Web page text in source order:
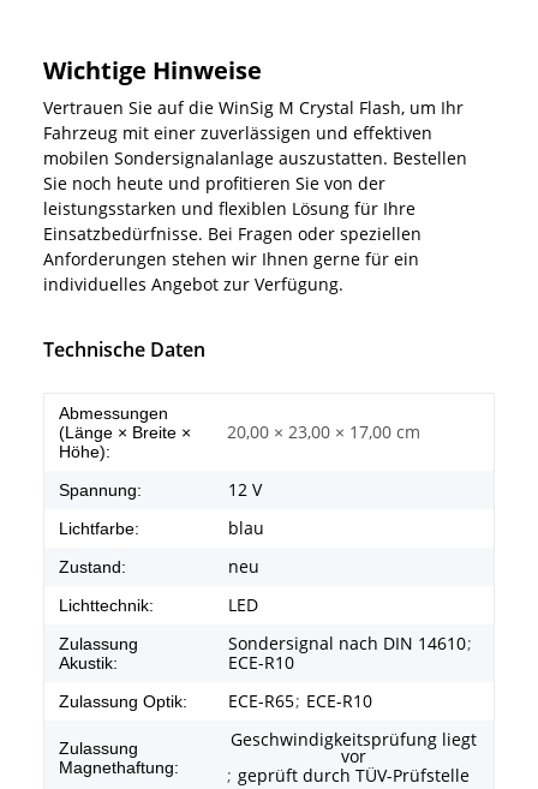
Wichtige Hinweise
Vertrauen Sie auf die WinSig M Crystal Flash, um Ihr
Fahrzeug mit einer zuverlässigen und effektiven
mobilen Sondersignalanlage auszustatten. Bestellen
Sie noch heute und profitieren Sie von der
leistungsstarken und flexiblen Lösung für Ihre
Einsatzbedürfnisse. Bei Fragen oder speziellen
Anforderungen stehen wir Ihnen gerne für ein
individuelles Angebot zur Verfügung.
Technische Daten
Abmessungen
(Länge × Breite ×
Höhe):
20,00 × 23,00 × 17,00 cm
Spannung: 12 V
Lichtfarbe: blau
Zustand: neu
Lichttechnik: LED
Zulassung
Akustik:
Sondersignal nach DIN 14610;
ECE-R10
Zulassung Optik: ECE-R65; ECE-R10
Zulassung
Magnethaftung:
Geschwindigkeitsprüfung liegt
vor
; geprüft durch TÜV-Prüfstelle